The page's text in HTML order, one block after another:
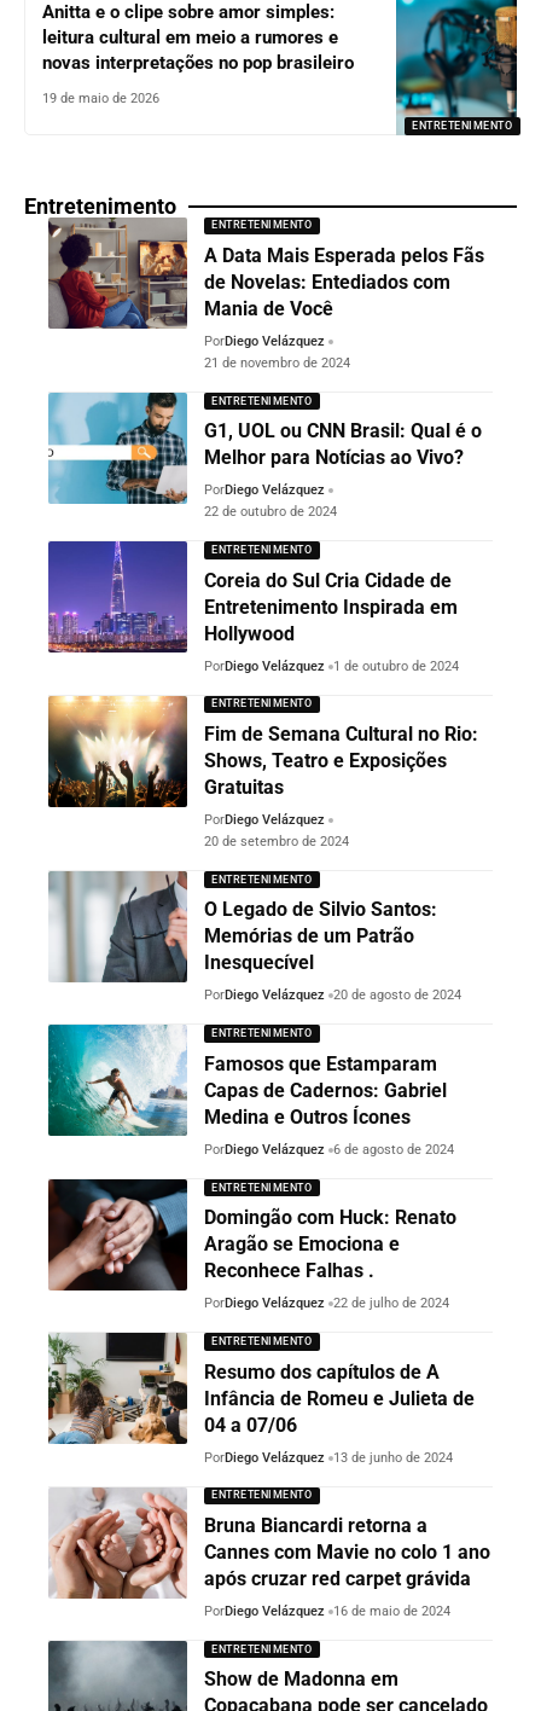
ENTRETENIMENTO
Anitta e o clipe sobre amor simples:
leitura cultural em meio a rumores e
novas interpretações no pop brasileiro
19 de maio de 2026
Entretenimento
ENTRETENIMENTO
A Data Mais Esperada pelos Fãs
de Novelas: Entediados com
Mania de Você
PorDiego Velázquez
21 de novembro de 2024
ENTRETENIMENTO
G1, UOL ou CNN Brasil: Qual é o
Melhor para Notícias ao Vivo?
PorDiego Velázquez
22 de outubro de 2024
ENTRETENIMENTO
Coreia do Sul Cria Cidade de
Entretenimento Inspirada em
Hollywood
PorDiego Velázquez 1 de outubro de 2024
ENTRETENIMENTO
Fim de Semana Cultural no Rio:
Shows, Teatro e Exposições
Gratuitas
PorDiego Velázquez
20 de setembro de 2024
ENTRETENIMENTO
O Legado de Silvio Santos:
Memórias de um Patrão
Inesquecível
PorDiego Velázquez 20 de agosto de 2024
ENTRETENIMENTO
Famosos que Estamparam
Capas de Cadernos: Gabriel
Medina e Outros Ícones
PorDiego Velázquez 6 de agosto de 2024
ENTRETENIMENTO
Domingão com Huck: Renato
Aragão se Emociona e
Reconhece Falhas .
PorDiego Velázquez 22 de julho de 2024
ENTRETENIMENTO
Resumo dos capítulos de A
Infância de Romeu e Julieta de
04 a 07/06
PorDiego Velázquez 13 de junho de 2024
ENTRETENIMENTO
Bruna Biancardi retorna a
Cannes com Mavie no colo 1 ano
após cruzar red carpet grávida
PorDiego Velázquez 16 de maio de 2024
ENTRETENIMENTO
Show de Madonna em
Copacabana pode ser cancelado